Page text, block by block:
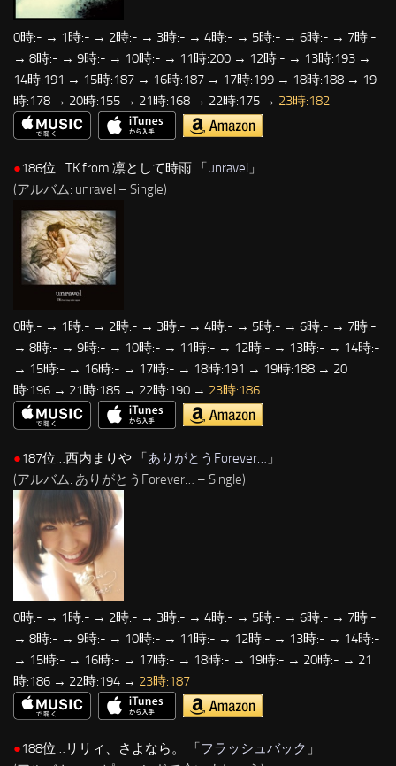
0時:- → 1時:- → 2時:- → 3時:- → 4時:- → 5時:- → 6時:- → 7時:-
→ 8時:- → 9時:- → 10時:- → 11時:200 → 12時:- → 13時:193 →
14時:191 → 15時:187 → 16時:187 → 17時:199 → 18時:188 → 19
時:178 → 20時:155 → 21時:168 → 22時:175 → 23時:182
●186位…TK from 凛として時雨 「unravel 」
(アルバム: unravel – Single)
0時:- → 1時:- → 2時:- → 3時:- → 4時:- → 5時:- → 6時:- → 7時:-
→ 8時:- → 9時:- → 10時:- → 11時:- → 12時:- → 13時:- → 14時:-
→ 15時:- → 16時:- → 17時:- → 18時:191 → 19時:188 → 20
時:196 → 21時:185 → 22時:190 → 23時:186
●187位…西内まりや 「ありがとうForever…
」
(アルバム: ありがとうForever… – Single)
0時:- → 1時:- → 2時:- → 3時:- → 4時:- → 5時:- → 6時:- → 7時:-
→ 8時:- → 9時:- → 10時:- → 11時:- → 12時:- → 13時:- → 14時:-
→ 15時:- → 16時:- → 17時:- → 18時:- → 19時:- → 20時:- → 21
時:186 → 22時:194 → 23時:187
●188位…リリィ、さよなら。 「フラッシュバック 」